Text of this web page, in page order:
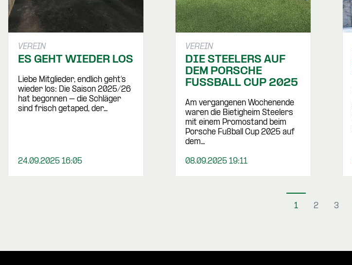
VEREIN
ES GEHT WIEDER LOS
Liebe Mitglieder, endlich geht’s
wieder los: Die Saison 2025/26
hat begonnen – die Schläger
sind frisch getaped, der…
24.09.2025 16:05
VEREIN
DIE STEELERS AUF
DEM PORSCHE
FUSSBALL CUP 2025
Am vergangenen Wochenende
waren die Bietigheim Steelers
mit einem Promostand beim
Porsche Fußball Cup 2025 auf
dem…
08.09.2025 19:11
1 2 3